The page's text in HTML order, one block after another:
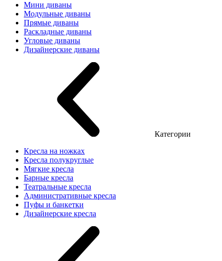
Мини диваны
Модульные диваны
Прямые диваны
Раскладные диваны
Угловые диваны
Дизайнерские диваны
Категории
Кресла на ножках
Кресла полукруглые
Мягкие кресла
Барные кресла
Театральные кресла
Административные кресла
Пуфы и банкетки
Дизайнерские кресла